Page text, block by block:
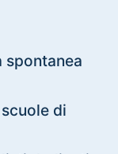
spontanea
di